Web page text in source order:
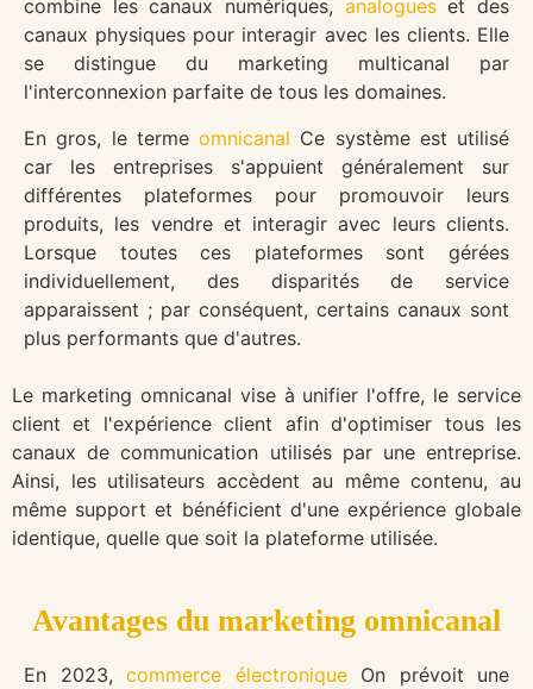
combine les canaux numériques, analogueset des
canaux physiques pour interagir avec les clients. Elle
se distingue du marketing multicanal par
l'interconnexion parfaite de tous les domaines.
En gros, le terme omnicanal Ce système est utilisé
car les entreprises s'appuient généralement sur
différentes plateformes pour promouvoir leurs
produits, les vendre et interagir avec leurs clients.
Lorsque toutes ces plateformes sont gérées
individuellement, des disparités de service
apparaissent ; par conséquent, certains canaux sont
plus performants que d'autres.
Le marketing omnicanal vise à unifier l'offre, le service
client et l'expérience client afin d'optimiser tous les
canaux de communication utilisés par une entreprise.
Ainsi, les utilisateurs accèdent au même contenu, au
même support et bénéficient d'une expérience globale
identique, quelle que soit la plateforme utilisée.
Avantages du marketing omnicanal
En 2023, commerce électroniqueOn prévoit une